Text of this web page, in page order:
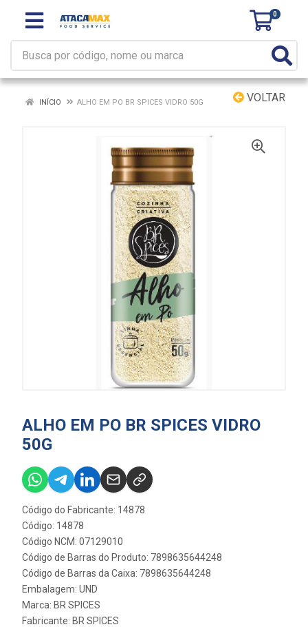
0
VOLTAR
INÍCIO ALHO EM PO BR SPICES VIDRO 50G
ALHO EM PO BR SPICES VIDRO
50G
Código do Fabricante: 14878
Código: 14878
Código NCM: 07129010
Código de Barras do Produto: 7898635644248
Código de Barras da Caixa: 7898635644248
Embalagem: UND
Marca: BR SPICES
Fabricante: BR SPICES